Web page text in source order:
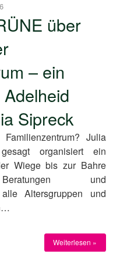
über
– ein
Sipreck
Julia
organisiert ein
Wiege bis zur Bahre
und
Altersgruppen und
Weiterlesen »